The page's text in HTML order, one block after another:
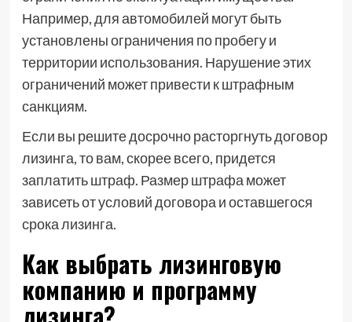
Например, для автомобилей могут быть
установлены ограничения по пробегу и
территории использования. Нарушение этих
ограничений может привести к штрафным
санкциям.
Если вы решите досрочно расторгнуть договор
лизинга, то вам, скорее всего, придется
заплатить штраф. Размер штрафа может
зависеть от условий договора и оставшегося
срока лизинга.
Как выбрать лизинговую
компанию и программу